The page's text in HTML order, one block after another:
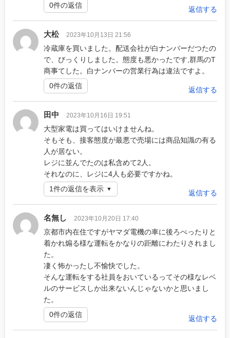
返信する
0件の返信
大松 2023年10月13日 21:56
冷蔵庫を買いました。配送会社が白ナンバーだつたの
で、びっくりしました。態度も悪かったです,群馬のT
商事てした。白ナンバーの営業行為は違法ですよ。
返信する
0件の返信
田中 2023年10月16日 19:51
大型家電は買ってはいけませんね。
そもそも、接客態度が最悪で売場には商品知識の有る
人が居ない。
レジに並んでたのは私含めて2人。
それなのに、レジに4人も必要ですかね。
返信する
1件の返信を表示
名無し 2023年10月20日 17:40
京都市内在住ですがヤマダ電機の車に後ろべったりと
着かれ煽る様な運転をかなりの距離にわたりされまし
た。
凄く怖かったし不愉快でした。
そんな運転をする社員をおいているってその様なレベ
ルのサービスしか出来ないんじゃないかと思いまし
た。
返信する
0件の返信